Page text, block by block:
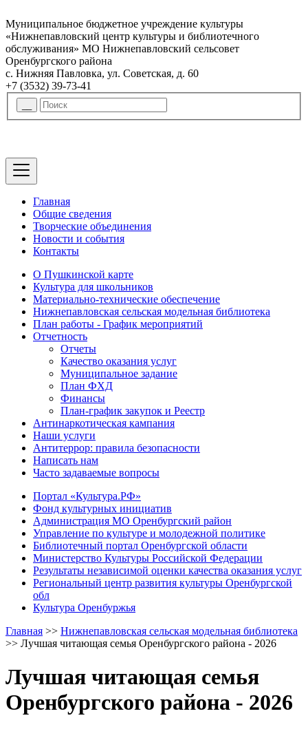
Муниципальное бюджетное учреждение культуры
«Нижнепавловский центр культуры и библиотечного
обслуживания» МО Нижнепавловский сельсовет
Оренбургского района
с. Нижняя Павловка, ул. Советская, д. 60
+7 (3532) 39-73-41
Главная
Общие сведения
Творческие объединения
Новости и события
Контакты
О Пушкинской карте
Культура для школьников
Материально-технические обеспечение
Нижнепавловская сельская модельная библиотека
План работы - График мероприятий
Отчетность
Отчеты
Качество оказания услуг
Муниципальное задание
План ФХД
Финансы
План-график закупок и Реестр
Антинаркотическая кампания
Наши услуги
Антитеррор: правила безопасности
Написать нам
Часто задаваемые вопросы
Портал «Культура.РФ»
Фонд культурных инициатив
Администрация МО Оренбургский район
Управление по культуре и молодежной политике
Библиотечный портал Оренбургской области
Министерство Культуры Российской Федерации
Результаты независимой оценки качества оказания услуг
Региональный центр развития культуры Оренбургской
обл
Культура Оренбуржья
Главная >> Нижнепавловская сельская модельная библиотека
>> Лучшая читающая семья Оренбургского района - 2026
Лучшая читающая семья
Оренбургского района - 2026